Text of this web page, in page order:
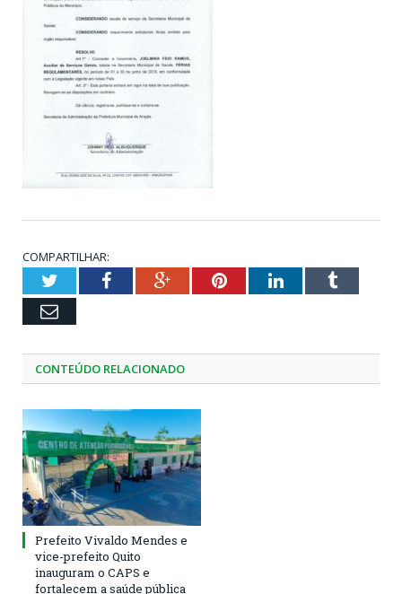
COMPARTILHAR:
TwitterFacebookGoogle+PinterestLinkedInTumblr
Email
CONTEÚDO RELACIONADO
Prefeito Vivaldo Mendes e
vice-prefeito Quito
inauguram o CAPS e
fortalecem a saúde pública